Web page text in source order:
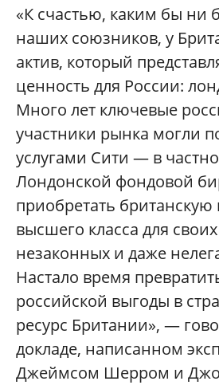
«К счастью, каким бы ни
наших союзников, у
актив, который
ценность для России:
Много лет ключевые
участники рынка могли
услугами Сити — в
Лондонской фондовой
приобретать
высшего класса для
незаконных и даже
Настало время
российской выгоды в
ресурс Британии», —
докладе, написанном
Джеймсом Шерром и